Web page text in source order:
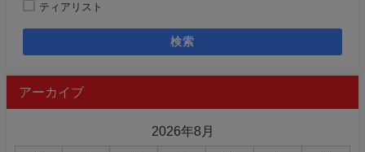
ティアリスト
検索
アーカイブ
2026年8月